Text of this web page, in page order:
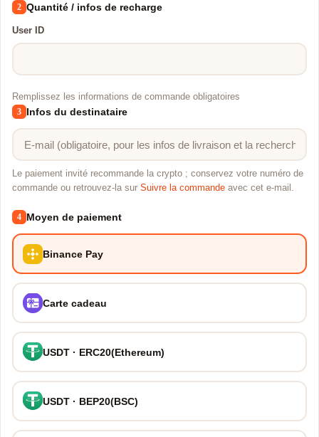
2 Quantité / infos de recharge
User ID
Remplissez les informations de commande obligatoires
3 Infos du destinataire
Le paiement invité recommande la crypto ; conservez votre numéro de
commande ou retrouvez-la sur Suivre la commande avec cet e-mail.
4 Moyen de paiement
Binance Pay
Carte cadeau
USDT · ERC20(Ethereum)
USDT · BEP20(BSC)